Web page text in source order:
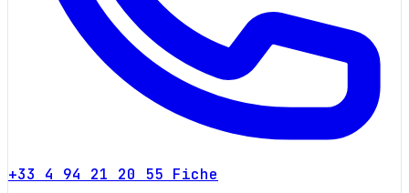
+33 4 94 21 20 55 Fiche